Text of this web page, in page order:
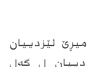
ئێزدییان
ل گەل